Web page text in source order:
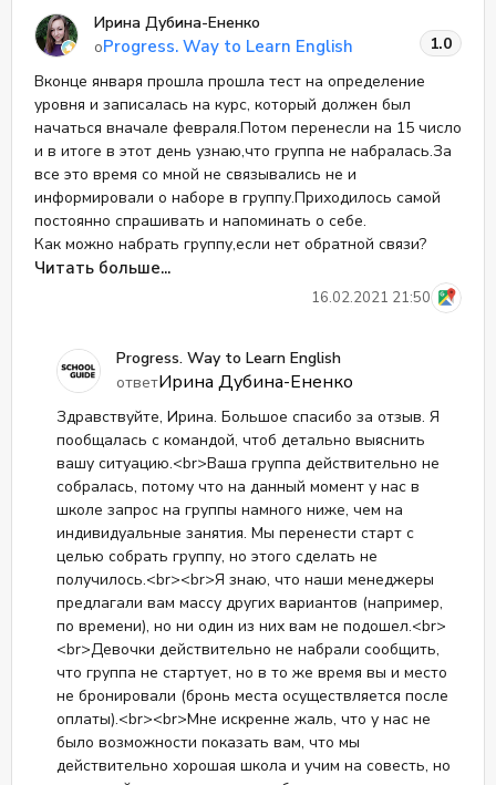
Ирина Дубина-Ененко
оProgress. Way to Learn English
16.02.2021 21:50
1.0
Вконце января прошла прошла тест на определение
уровня и записалась на курс, который должен был
начаться вначале февраля.Потом перенесли на 15 число
и в итоге в этот день узнаю,что группа не набралась.За
все это время со мной не связывались не и
информировали о наборе в группу.Приходилось самой
постоянно спрашивать и напоминать о себе.
Как можно набрать группу,если нет обратной связи?
Никому не рекомендую данную школу
Читать больше...
Progress. Way to Learn English
ответИрина Дубина-Ененко
Здравствуйте, Ирина. Большое спасибо за отзыв. Я
пообщалась с командой, чтоб детально выяснить
вашу ситуацию.<br>Ваша группа действительно не
собралась, потому что на данный момент у нас в
школе запрос на группы намного ниже, чем на
индивидуальные занятия. Мы перенести старт с
целью собрать группу, но этого сделать не
получилось.<br><br>Я знаю, что наши менеджеры
предлагали вам массу других вариантов (например,
по времени), но ни один из них вам не подошел.<br>
<br>Девочки действительно не набрали сообщить,
что группа не стартует, но в то же время вы и место
не бронировали (бронь места осуществляется после
оплаты).<br><br>Мне искренне жаль, что у нас не
было возможности показать вам, что мы
действительно хорошая школа и учим на совесть, но